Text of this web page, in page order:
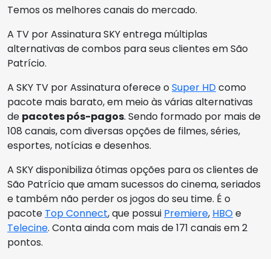
Temos os melhores canais do mercado.
A TV por Assinatura SKY entrega múltiplas
alternativas de combos para seus clientes em São
Patrício.
A SKY TV por Assinatura oferece oSuper HDcomo
pacote mais barato, em meio às várias alternativas
de pacotes pós-pagos. Sendo formado por mais de
108 canais, com diversas opções de filmes, séries,
esportes, notícias e desenhos.
A SKY disponibiliza ótimas opções para os clientes de
São Patrício que amam sucessos do cinema, seriados
e também não perder os jogos do seu time. É o
pacote Top Connect, que possui Premiere, HBOe
Telecine. Conta ainda com mais de 171 canais em 2
pontos.